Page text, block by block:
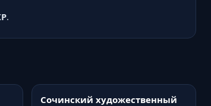
.
Сочинский художественный